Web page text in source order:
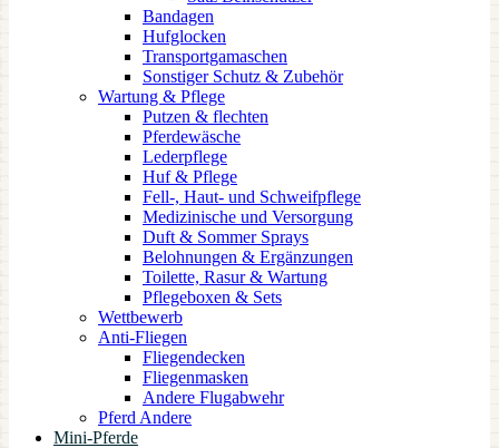
Bandagen
Hufglocken
Transportgamaschen
Sonstiger Schutz & Zubehör
Wartung & Pflege
Putzen & flechten
Pferdewäsche
Lederpflege
Huf & Pflege
Fell-, Haut- und Schweifpflege
Medizinische und Versorgung
Duft & Sommer Sprays
Belohnungen & Ergänzungen
Toilette, Rasur & Wartung
Pflegeboxen & Sets
Wettbewerb
Anti-Fliegen
Fliegendecken
Fliegenmasken
Andere Flugabwehr
Pferd Andere
Mini-Pferde